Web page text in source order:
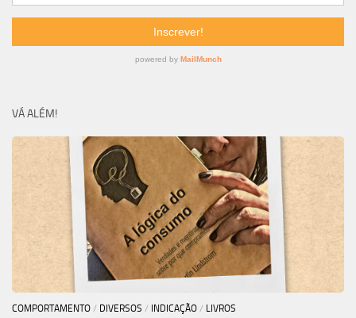
VÁ ALÉM!
COMPORTAMENTO / DIVERSOS / INDICAÇÃO / LIVROS